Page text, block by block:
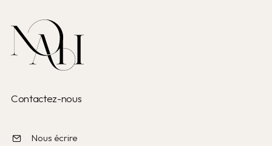
Contactez-nous
Nous écrire